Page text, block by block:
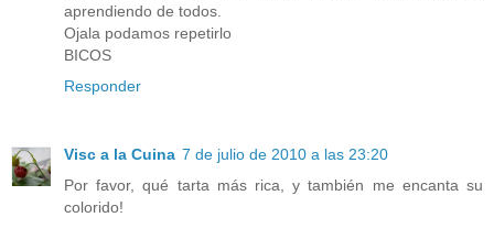
aprendiendo de todos.
Ojala podamos repetirlo
BICOS
Responder
Visc a la Cuina 7 de julio de 2010 a las 23:20
Por favor, qué tarta más rica, y también me encanta su
colorido!